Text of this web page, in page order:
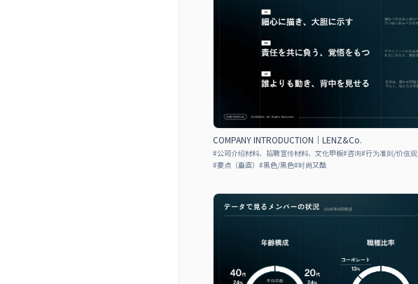
COMPANY INTRODUCTION｜LENZ&Co.
#公司介绍材料、招聘宣传材料、文化甲板#咨询#行为准则/价值观
#要点（垂直） #黑色/黑色#时尚又酷